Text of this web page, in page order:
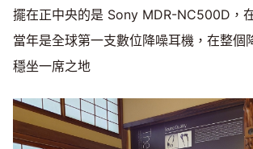
擺在正中央的是 Sony MDR-NC500D，
當年是全球第一支數位降噪耳機，在整個
穩坐一席之地